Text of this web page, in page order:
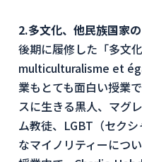
2.多文化、他民族国家
後期に履修した「多文
multiculturalisme et
業もとても面白い授業
スに生きる黒人、マグ
ム教徒、LGBT（セク
なマイノリティーにつ